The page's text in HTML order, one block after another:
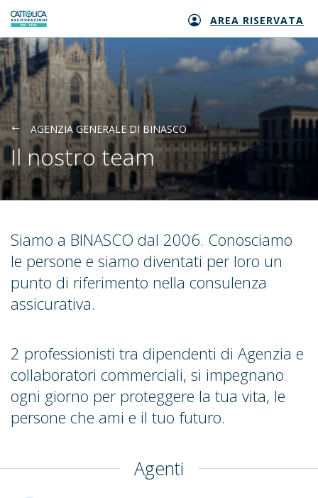
Generali logo AREA RISERVATA
AGENZIA GENERALE DI BINASCO
Il nostro team
Siamo a BINASCO dal 2006. Conosciamo
le persone e siamo diventati per loro un
punto di riferimento nella consulenza
assicurativa.
2 professionisti tra dipendenti di Agenzia e
collaboratori commerciali, si impegnano
ogni giorno per proteggere la tua vita, le
persone che ami e il tuo futuro.
Agenti